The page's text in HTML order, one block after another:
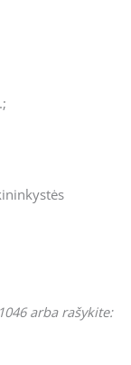
arba rašykite: